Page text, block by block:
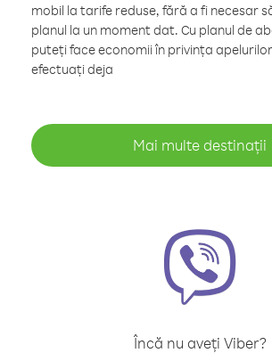
mobil la tarife reduse, fără a fi necesar
planul la un moment dat. Cu planul de
puteți face economii în privința
efectuați deja
Mai multe destinații
Încă nu aveți Viber?